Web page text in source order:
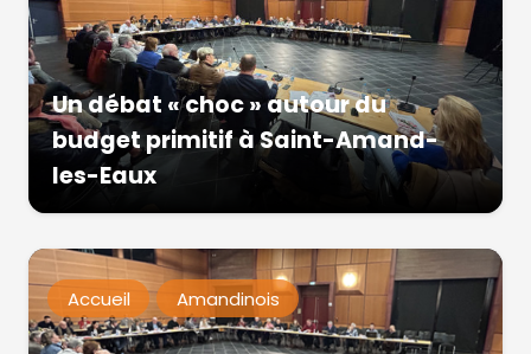
Un débat « choc » autour du
budget primitif à Saint-Amand-
les-Eaux
Accueil Amandinois